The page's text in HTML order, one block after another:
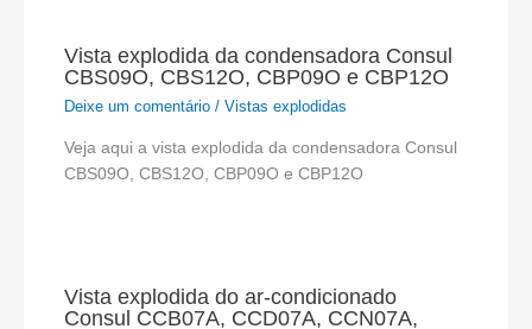
Vista explodida da condensadora Consul
CBS09O, CBS12O, CBP09O e CBP12O
Deixe um comentário /Vistas explodidas
Veja aqui a vista explodida da condensadora Consul
CBS09O, CBS12O, CBP09O e CBP12O
Vista explodida do ar-condicionado
Consul CCB07A, CCD07A, CCN07A,